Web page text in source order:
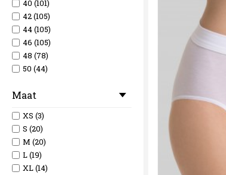
40 (101)
42 (105)
44 (105)
46 (105)
48 (78)
50 (44)
54 (20)
58 (5)
60 (4)
Maat
XS (3)
S (20)
M (20)
L (19)
XL (14)